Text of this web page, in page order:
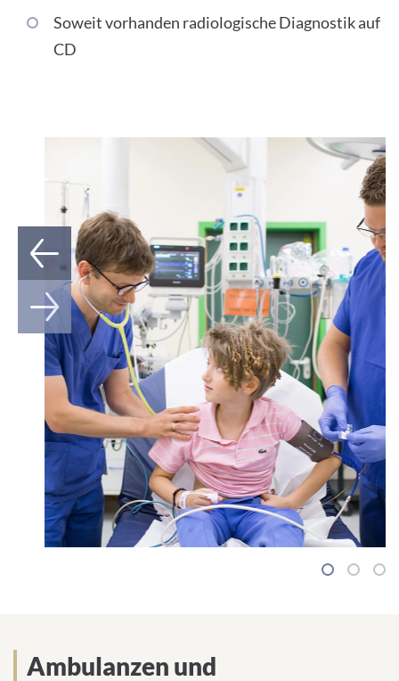
Soweit vorhanden radiologische Diagnostik auf
CD
1 2 3
Ambulanzen und